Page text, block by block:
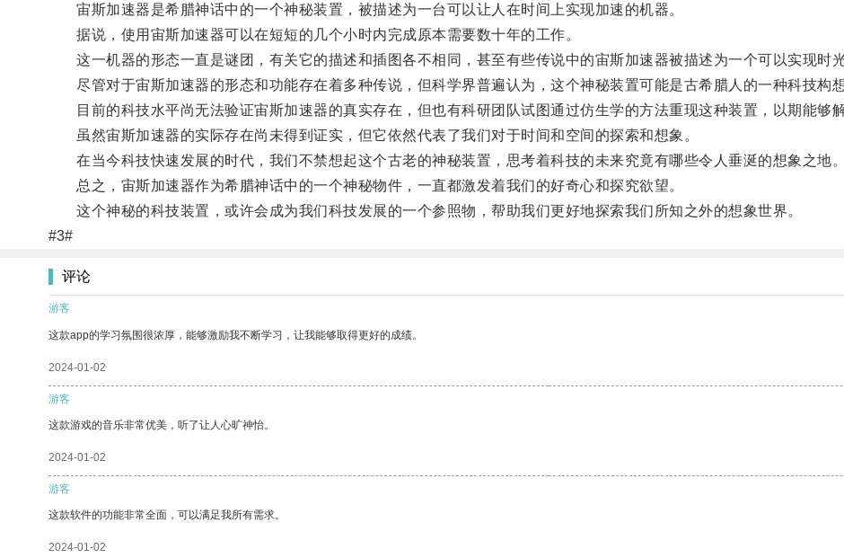
宙斯加速器是希腊神话中的一个神秘装置，被描述为一台可以让人在时间上实现加速的机器。
据说，使用宙斯加速器可以在短短的几个小时内完成原本需要数十年的工作。
这一机器的形态一直是谜团，有关它的描述和插图各不相同，甚至有些传说中的宙斯加速器被描述为一个可以实现时光
尽管对于宙斯加速器的形态和功能存在着多种传说，但科学界普遍认为，这个神秘装置可能是古希腊人的一种科技构想
目前的科技水平尚无法验证宙斯加速器的真实存在，但也有科研团队试图通过仿生学的方法重现这种装置，以期能够解
虽然宙斯加速器的实际存在尚未得到证实，但它依然代表了我们对于时间和空间的探索和想象。
在当今科技快速发展的时代，我们不禁想起这个古老的神秘装置，思考着科技的未来究竟有哪些令人垂涎的想象之地。
总之，宙斯加速器作为希腊神话中的一个神秘物件，一直都激发着我们的好奇心和探究欲望。
这个神秘的科技装置，或许会成为我们科技发展的一个参照物，帮助我们更好地探索我们所知之外的想象世界。
#3#
评论
游客
这款app的学习氛围很浓厚，能够激励我不断学习，让我能够取得更好的成绩。
2024-01-02
游客
这款游戏的音乐非常优美，听了让人心旷神怡。
2024-01-02
游客
这款软件的功能非常全面，可以满足我所有需求。
2024-01-02